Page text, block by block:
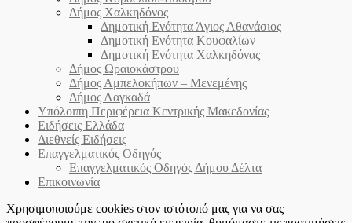
Δήμος Χαλκηδόνος
Δημοτική Ενότητα Άγιος Αθανάσιος
Δημοτική Ενότητα Κουφαλίων
Δημοτική Ενότητα Χαλκηδόνας
Δήμος Ωραιοκάστρου
Δήμος Αμπελοκήπων – Μενεμένης
Δήμος Λαγκαδά
Υπόλοιπη Περιφέρεια Κεντρικής Μακεδονίας
Ειδήσεις Ελλάδα
Διεθνείς Ειδήσεις
Επαγγελματικός Οδηγός
Επαγγελματικός Οδηγός Δήμου Δέλτα
Επικοινωνία
Χρησιμοποιούμε cookies στον ιστότοπό μας για να σας